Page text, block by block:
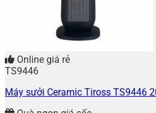
Online giá rẻ
TS9446
Máy sưởi Ceramic Tiross TS9446